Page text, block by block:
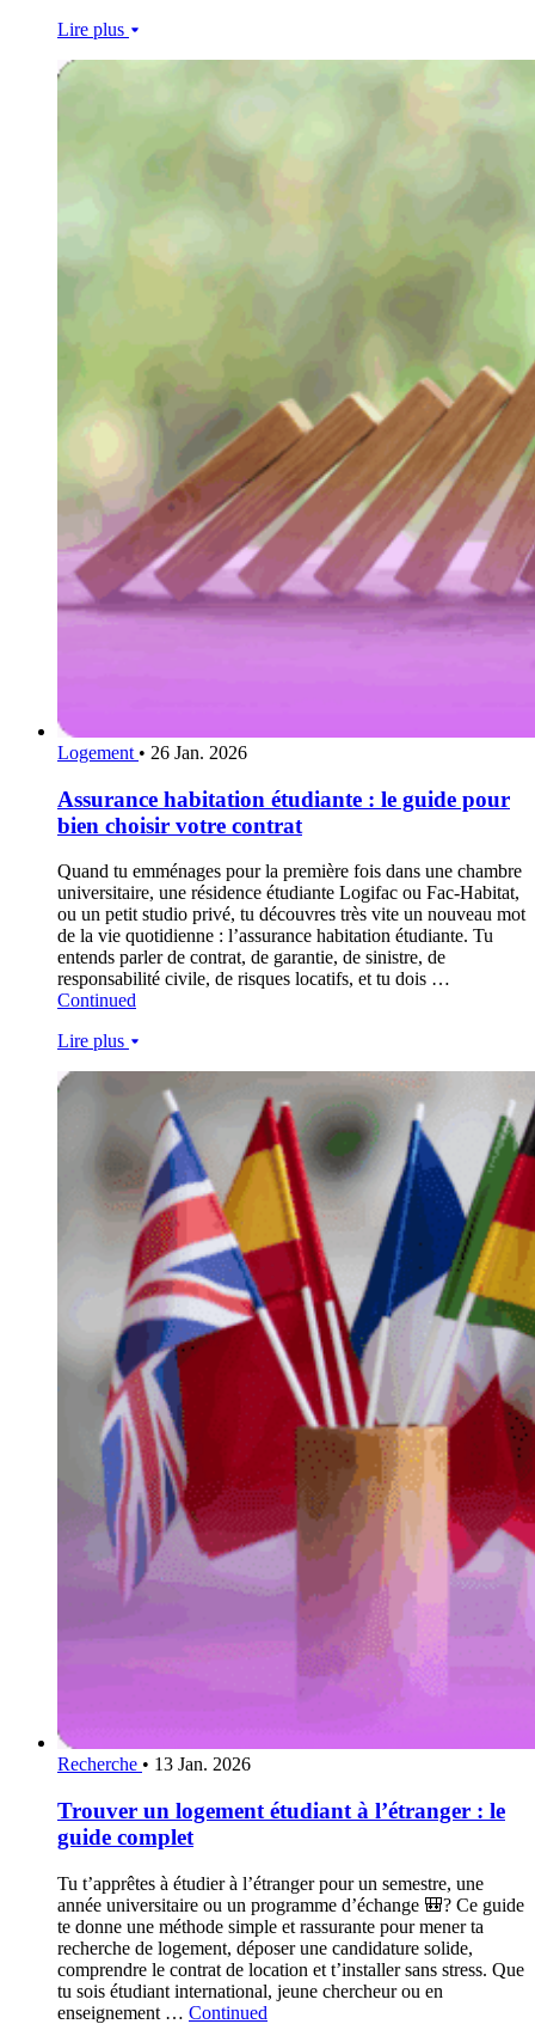
Lire plus
Logement • 26 Jan. 2026
Assurance habitation étudiante : le guide pour
bien choisir votre contrat
Quand tu emménages pour la première fois dans une chambre
universitaire, une résidence étudiante Logifac ou Fac-Habitat,
ou un petit studio privé, tu découvres très vite un nouveau mot
de la vie quotidienne : l’assurance habitation étudiante. Tu
entends parler de contrat, de garantie, de sinistre, de
responsabilité civile, de risques locatifs, et tu dois …
Continued
Lire plus
Recherche • 13 Jan. 2026
Trouver un logement étudiant à l’étranger : le
guide complet
Tu t’apprêtes à étudier à l’étranger pour un semestre, une
année universitaire ou un programme d’échange 🎒? Ce guide
te donne une méthode simple et rassurante pour mener ta
recherche de logement, déposer une candidature solide,
comprendre le contrat de location et t’installer sans stress. Que
tu sois étudiant international, jeune chercheur ou en
enseignement … Continued